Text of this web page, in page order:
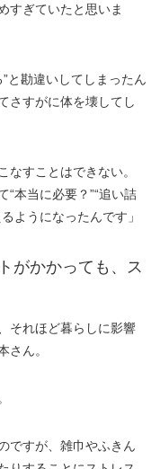
すぎていたと思いま
と勘違いしてしまったん
さすがに体を壊してし
なすことはできない。
“本当に必要？”“追い詰
ようになったんです」
がかかっても、ス
それほど暮らしに影響
さん。
ですが、雑巾やふきん